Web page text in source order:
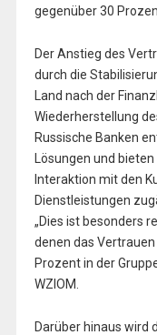
gegenüber 30
Der Anstieg des
durch die
Land nach der
Wiederherstellung
Russische Banken
Lösungen und
Interaktion mit den
Dienstleistungen
„Dies ist besonders
denen das
Prozent in der
WZIOM.
Darüber hinaus wird